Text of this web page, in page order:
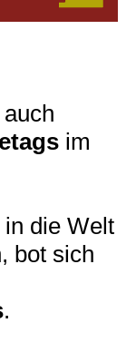
im
die Welt
bot sich
.